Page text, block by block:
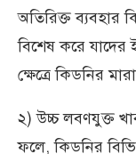
অতিরিক্ত ব্যবহার
বিশেষ করে যাদের
ক্ষেত্রে কিডনির
২) উচ্চ লবণযুক্ত
ফলে, কিডনির